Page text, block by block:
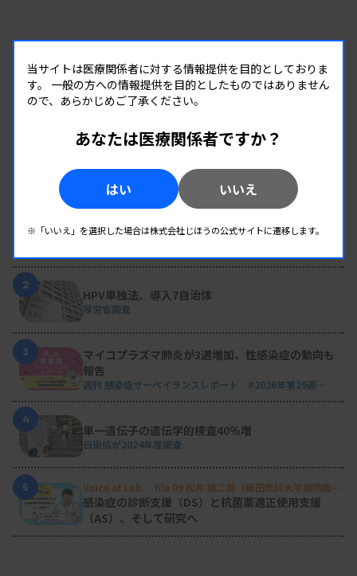
RANKING
人気の記事
生理検査のパニック値、報告体制を再構築 “伝え
2
HPV単独法、導入7自治体
厚労省調査
3
マイコプラズマ肺炎が3週増加、性感染症の動向も
報告
週刊 感染症サーベイランスレポート #2026年第29週
4
単一遺伝子の遺伝学的検査40％増
日衛協が2024年度調査
5
Voice of Lab. file 09 松井 建二郎（藤田医科大学病院臨床
検査部微生物遺伝子検査室）
感染症の診断支援（DS）と抗菌薬適正使用支援
（AS）、そして研究へ
当サイトは医療関係者に対する情報提供を目的としておりま
す。 一般の方への情報提供を目的としたものではありません
ので、あらかじめご了承ください。
あなたは医療関係者ですか？
はい いいえ
※「いいえ」を選択した場合は株式会社じほうの公式サイトに遷移します。